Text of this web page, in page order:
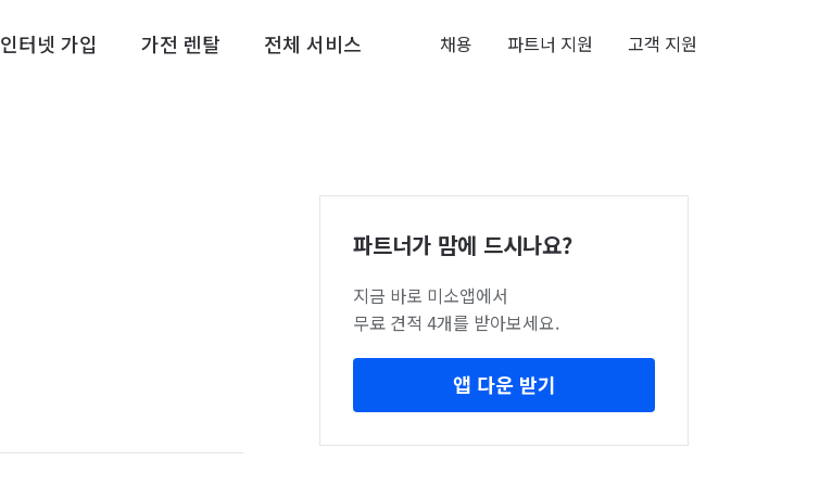
인터넷 가입 가전 렌탈 전체 서비스 채용 파트너 지원 고객 지원
파트너가 맘에 드시나요?
지금 바로 미소앱에서
무료 견적 4개를 받아보세요.
앱 다운 받기